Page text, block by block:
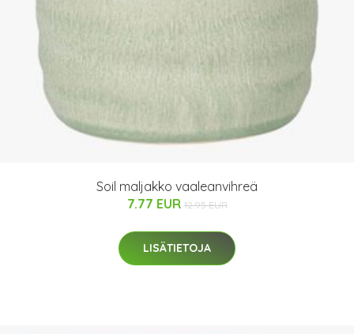
Soil maljakko vaaleanvihreä
7.77 EUR 12.95 EUR
LISÄTIETOJA